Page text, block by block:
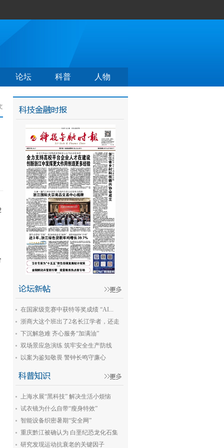
论坛 科普 人物
在国家级竞赛中获特等奖成绩 “AI...
浙商大这个班出了2名长江学者，还走
出...
下沉解急难 齐心服务“加满油”
双场景应急演练 筑牢安全生产防线
以案为鉴知敬畏 警钟长鸣守廉心
上海水展“黑科技” 解决生活小烦恼
试衣镜为什么自带“瘦身特效”
智能设备织密暑期“安全网”
重庆黔江被确认为 白垩纪恐龙化石集
群...
研究发现运动抗衰老的关键因子